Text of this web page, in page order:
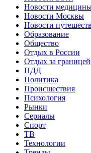
Новости
Новости Москвы
Новости
Образование
Общество
Отдых в России
Отдых за границей
ПДД
Политика
Происшествия
Психология
Рынки
Сериалы
Спорт
ТВ
Технологии